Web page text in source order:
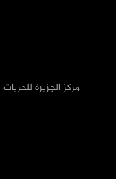
مركز الجزيرة